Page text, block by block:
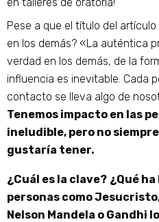
Pese a que el título del
en los demás? «La auténtica
verdad en los demás, de la
influencia es inevitable. Cada
contacto se lleva algo de
Tenemos impacto en las
ineludible, pero no
gustaría tener.
¿Cuál es la clave? ¿Qué
personas como
Nelson Mandela o Gandhi